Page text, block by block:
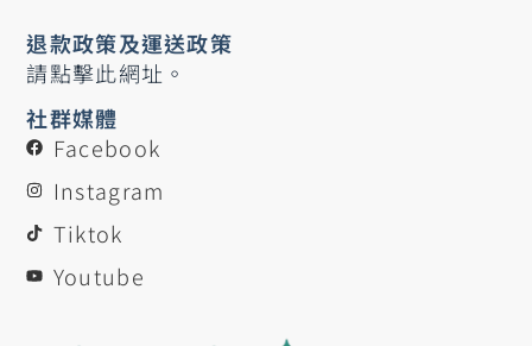
社群媒體
Facebook
Instagram
Tiktok
Youtube
退款政策及運送政策
請點擊此網址。